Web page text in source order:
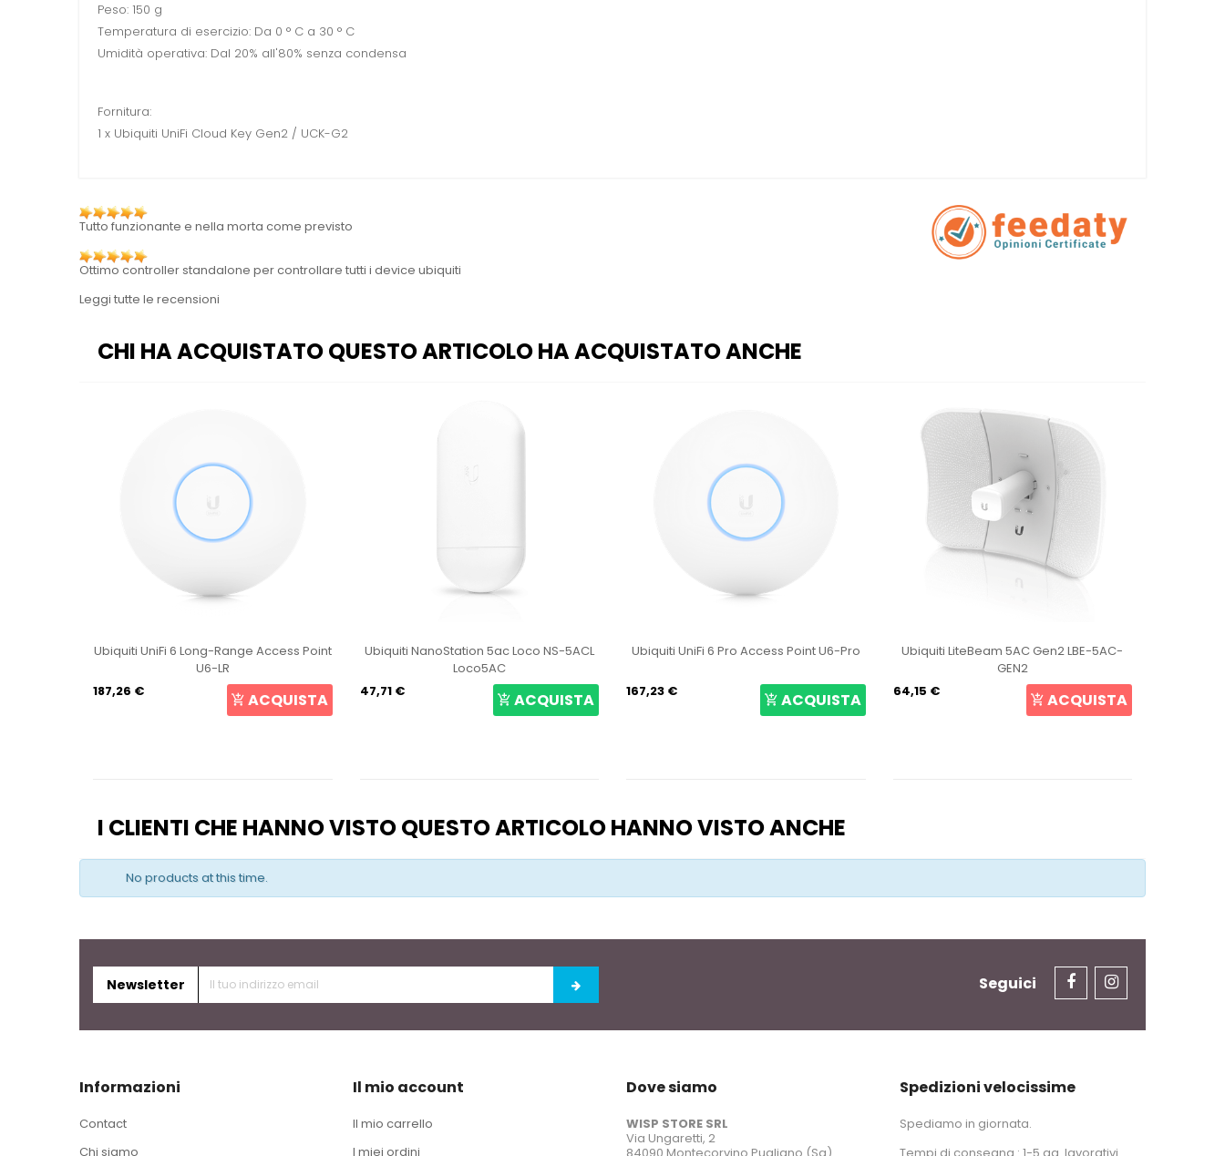
Peso: 150 g
Temperatura di esercizio: Da 0 ° C a 30 ° C
Umidità operativa: Dal 20% all'80% senza condensa
Fornitura:
1 x Ubiquiti UniFi Cloud Key Gen2 / UCK-G2
Tutto funzionante e nella morta come previsto
Ottimo controller standalone per controllare tutti i device ubiquiti
Leggi tutte le recensioni
CHI HA ACQUISTATO QUESTO ARTICOLO HA ACQUISTATO ANCHE
Ubiquiti UniFi 6 Long-Range Access Point
ACQUISTA
Ubiquiti NanoStation 5ac Loco NS-5ACL
47,71 €
ACQUISTA
Ubiquiti UniFi 6 Pro Access Point U6-Pro
167,23 € ACQUISTA
Ubiquiti LiteBeam 5AC Gen2 LBE-5AC-
64,15 €
ACQUISTA
Ubiquiti UniFi Access
105,69 €
I CLIENTI CHE HANNO VISTO QUESTO ARTICOLO HANNO VISTO ANCHE
No products at this time.
Newsletter Seguici
Informazioni
Contact
Chi siamo
Il mio account
Il mio carrello
I miei ordini
Dove siamo
WISP STORE SRL
Via Ungaretti, 2
Spedizioni velocissime
Spediamo in giornata.